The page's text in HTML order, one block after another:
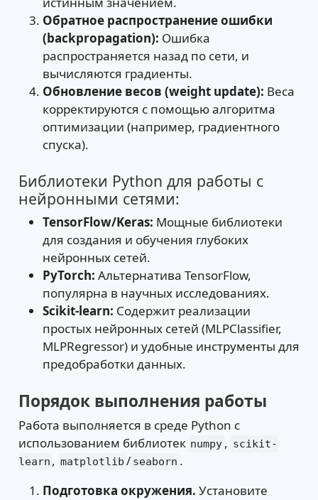
Обратное распространение ошибки
(backpropagation): Ошибка
распространяется назад по сети, и
вычисляются градиенты.
Обновление весов (weight update): Веса
корректируются с помощью алгоритма
оптимизации (например, градиентного
спуска).
Библиотеки Python для работы с
нейронными сетями:
TensorFlow/Keras: Мощные библиотеки
для создания и обучения глубоких
нейронных сетей.
PyTorch: Альтернатива TensorFlow,
популярна в научных исследованиях.
Scikit-learn: Содержит реализации
простых нейронных сетей (MLPClassifier,
MLPRegressor) и удобные инструменты для
предобработки данных.
Порядок выполнения работы
Работа выполняется в среде Python с
использованием библиотек numpy , scikit-
learn , matplotlib / seaborn .
Подготовка окружения. Установите